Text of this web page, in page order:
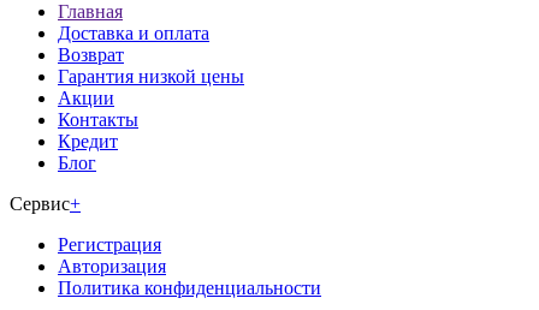
Главная
Доставка и оплата
Возврат
Гарантия низкой цены
Акции
Контакты
Кредит
Блог
Сервис+
Регистрация
Авторизация
Политика конфиденциальности